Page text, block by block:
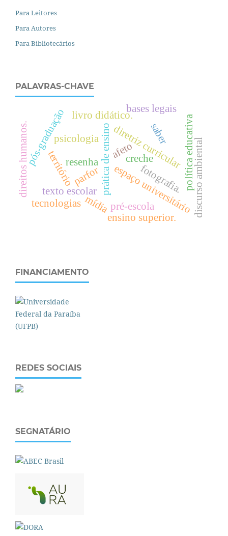
Para Leitores
Para Autores
Para Bibliotecários
PALAVRAS-CHAVE
resenha
território diretriz curricular
prática de ensino
texto escolar espaço universitário
pós-graduação saber política educativadiscurso ambiental
mídia
livro didático.
d
i
r
e
i
t
o
s
h
u
m
a
n
o
s
.
parfor
pré-escola
creche
bases legais
psicologia
ensino superior.
tecnologias
fotografia.
afeto
FINANCIAMENTO
REDES SOCIAIS
SEGNATÁRIO